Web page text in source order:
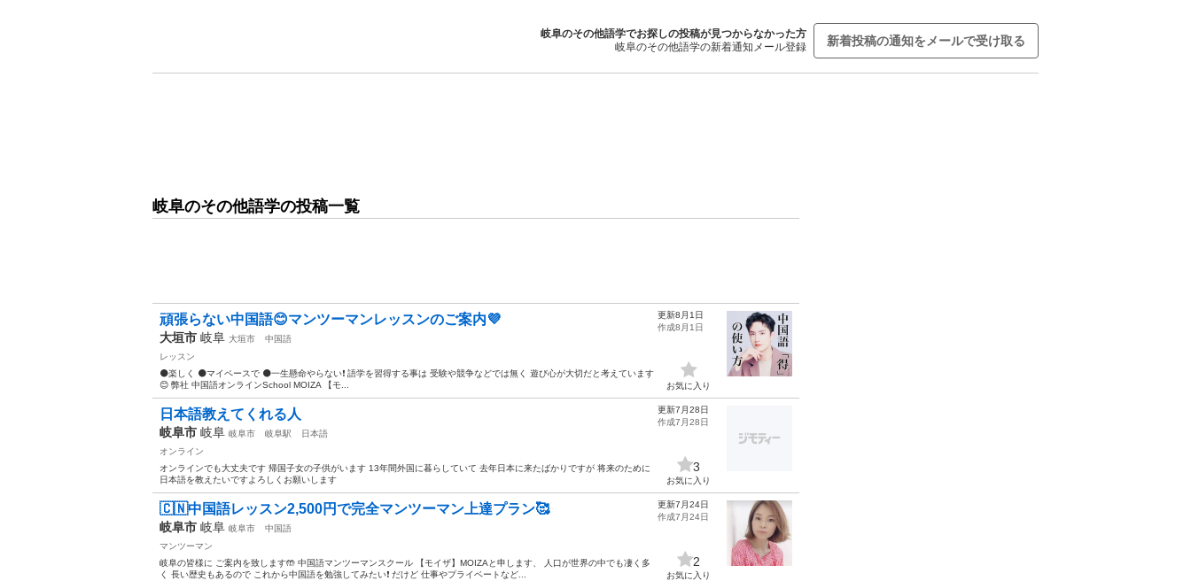
岐阜のその他語学でお探しの投稿が見つからなかった方
岐阜のその他語学の新着通知メール登録
新着投稿の通知をメールで受け取る
岐阜のその他語学の投稿一覧
頑張らない中国語😊マンツーマンレッスンのご案内💜
大垣市 岐阜 大垣市
中国語
レッスン
⚫️楽しく ⚫️マイペースで ⚫️一生懸命やらない❗️ 語学を習得する事は 受験や競争などでは無く 遊び心が大切だと考えています
😊 弊社 中国語オンラインSchool MOIZA 【モ...
更新8月1日
作成8月1日
お気に入り
日本語教えてくれる人
岐阜市 岐阜 岐阜市 岐阜駅
日本語
オンライン
オンラインでも大丈夫です 帰国子女の子供がいます 13年間外国に暮らしていて 去年日本に来たばかりですが 将来のために
日本語を教えたいですよろしくお願いします
更新7月28日
作成7月28日
3
お気に入り
🇨🇳中国語レッスン2,500円で完全マンツーマン上達プラン🥰
岐阜市 岐阜 岐阜市
中国語
マンツーマン
岐阜の皆様に ご案内を致します🤲 中国語マンツーマンスクール 【モイザ】MOIZAと申します、 人口が世界の中でも凄く多
く 長い歴史もあるので これから中国語を勉強してみたい❗️ だけど 仕事やプライベートなど...
更新7月24日
作成7月24日
2
お気に入り